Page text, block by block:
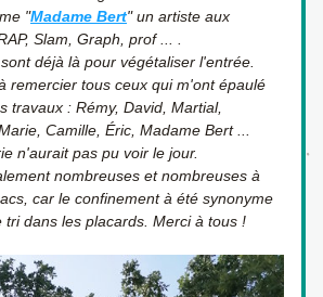
"Madame Bert" un artiste aux
Slam, Graph, prof ... .
déjà là pour végétaliser l'entrée.
remercier tous ceux qui m'ont épaulé
travaux : Rémy, David, Martial,
Camille, Éric, Madame Bert ...
n'aurait pas pu voir le jour.
nombreuses et nombreuses à
car le confinement à été synonyme
tri dans les placards. Merci à tous !